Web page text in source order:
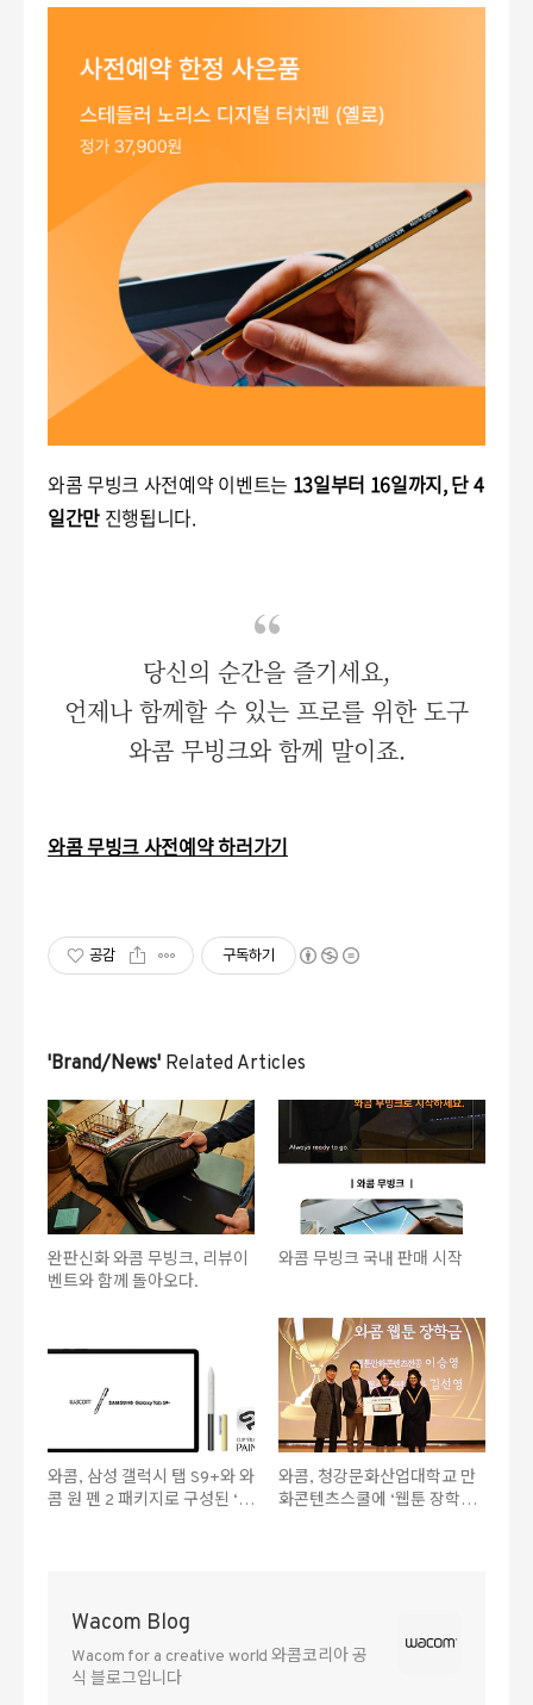
와콤 무빙크 사전예약 이벤트는 13일부터 16일까지, 단 4
일간만 진행됩니다.
당신의 순간을 즐기세요,
언제나 함께할 수 있는 프로를 위한 도구
와콤 무빙크와 함께 말이죠.
와콤 무빙크 사전예약 하러가기
공감 구독하기
'Brand/News' Related Articles
완판신화 와콤 무빙크, 리뷰이
벤트와 함께 돌아오다.
와콤 무빙크 국내 판매 시작
와콤, 삼성 갤럭시 탭 S9+와 와
콤 원 펜 2 패키지로 구성된 ‘와
와콤, 청강문화산업대학교 만
화콘텐츠스쿨에 ‘웹툰 장학기
Wacom Blog
Wacom for a creative world 와콤코리아 공
식 블로그입니다